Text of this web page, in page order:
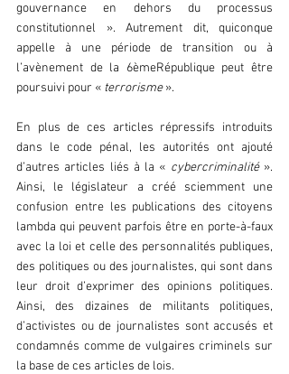
gouvernance en dehors du processus
constitutionnel ». Autrement dit, quiconque
appelle à une période de transition ou à
l’avènement de la 6èmeRépublique peut être
poursuivi pour « terrorisme ».
En plus de ces articles répressifs introduits
dans le code pénal, les autorités ont ajouté
d’autres articles liés à la « cybercriminalité ».
Ainsi, le législateur a créé sciemment une
confusion entre les publications des citoyens
lambda qui peuvent parfois être en porte-à-faux
avec la loi et celle des personnalités publiques,
des politiques ou des journalistes, qui sont dans
leur droit d’exprimer des opinions politiques.
Ainsi, des dizaines de militants politiques,
d’activistes ou de journalistes sont accusés et
condamnés comme de vulgaires criminels sur
la base de ces articles de lois.